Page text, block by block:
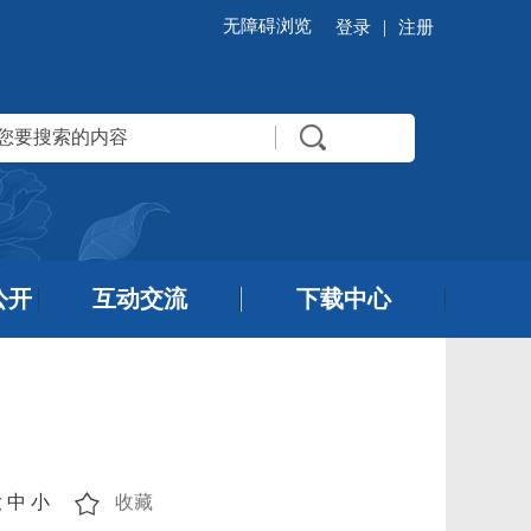
无障碍浏览 登录 | 注册
开 互动交流 下载中心
中 小 收藏